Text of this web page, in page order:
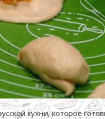
кухни, которое